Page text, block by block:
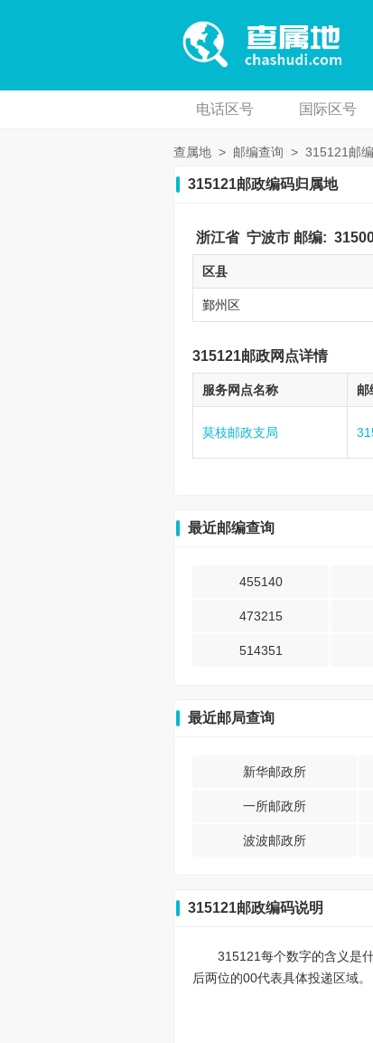
电话区号 国际区号
查属地 > 邮编查询 > 315121邮编
315121邮政编码归属地
浙江省 宁波市 邮编:
区县
鄞州区
315121邮政网点详情
服务网点名称 邮
莫枝邮政支局
最近邮编查询
455140
473215
514351
最近邮局查询
新华邮政所
一所邮政所
波波邮政所
315121邮政编码说明
315121每个数字的含义是
后两位的00代表具体投递区域。